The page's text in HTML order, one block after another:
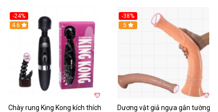
-24%
4.6
Chày rung King Kong kích thích
-38%
Hot
5
Dương vật giả ngựa gắn tường